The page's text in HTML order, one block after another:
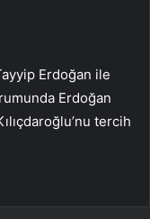
Erdoğan ile
Erdoğan
tercih